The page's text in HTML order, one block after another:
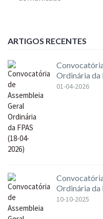
ARTIGOS RECENTES
Ordinária da
01-04-2026
Ordinária da
10-10-2025